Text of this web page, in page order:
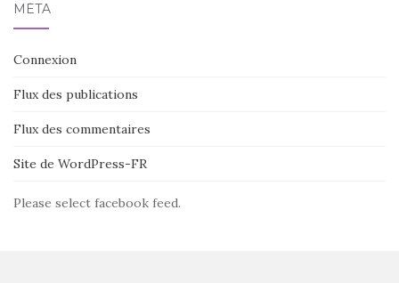
MÉTA
Connexion
Flux des publications
Flux des commentaires
Site de WordPress-FR
Please select facebook feed.